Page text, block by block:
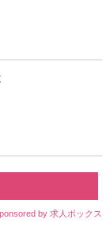
by 求人ボックス